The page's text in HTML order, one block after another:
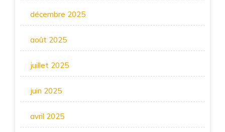
décembre 2025
août 2025
juillet 2025
juin 2025
avril 2025